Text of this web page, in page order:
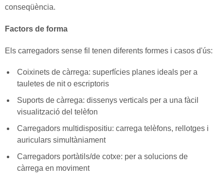
conseqüència.
Factors de forma
Els carregadors sense fil tenen diferents formes i casos d'ús:
Coixinets de càrrega: superfícies planes ideals per a
tauletes de nit o escriptoris
Suports de càrrega: dissenys verticals per a una fàcil
visualització del telèfon
Carregadors multidispositiu: carrega telèfons, rellotges i
auriculars simultàniament
Carregadors portàtils/de cotxe: per a solucions de
càrrega en moviment